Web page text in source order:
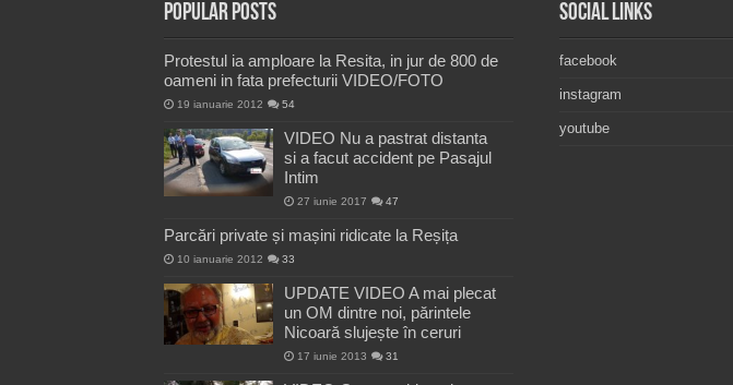
Popular Posts
Protestul ia amploare la Resita, in jur de 800 de
oameni in fata prefecturii VIDEO/FOTO
19 ianuarie 2012 54
VIDEO Nu a pastrat distanta
si a facut accident pe Pasajul
Intim
27 iunie 2017 47
Parcări private și mașini ridicate la Reșița
10 ianuarie 2012 33
UPDATE VIDEO A mai plecat
un OM dintre noi, părintele
Nicoară slujește în ceruri
17 iunie 2013 31
Social Links
facebook
instagram
youtube